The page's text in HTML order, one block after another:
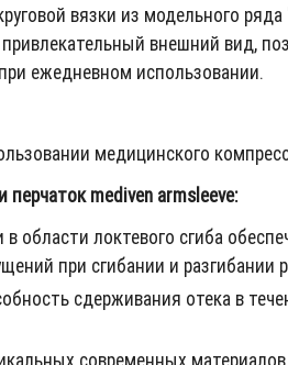
вязки из модельного
внешний вид,
ежедневном использовании.
медицинского
mediven armsleeve:
области локтевого сгиба
при сгибании и разгибании
сдерживания отека в